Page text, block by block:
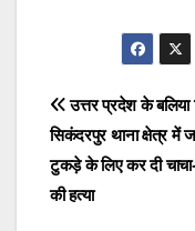
Post
उत्तर प्रदेश के
सिकंदरपुर थाना क्षेत्र में
टुकड़े के लिए कर दी
की हत्या